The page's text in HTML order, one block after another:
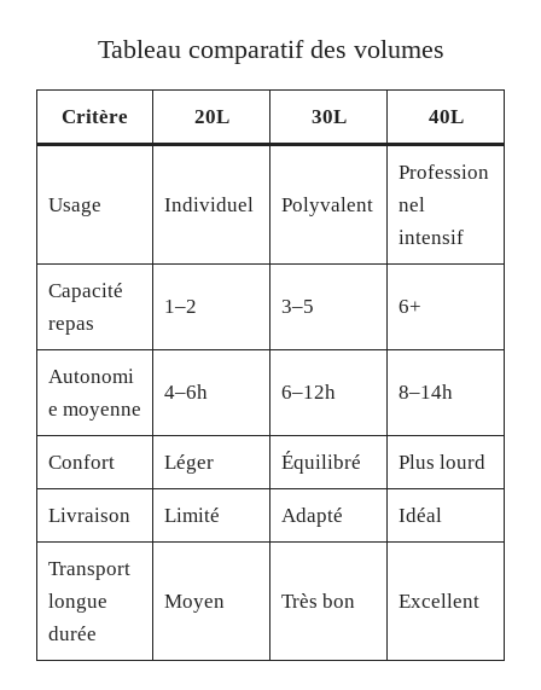
Tableau comparatif des volumes
Critère 20L 30L 40L
Usage Individuel Polyvalent
Profession
nel
intensif
Capacité
repas
1–2 3–5 6+
Autonomi
e moyenne
4–6h 6–12h 8–14h
Confort Léger Équilibré Plus lourd
Livraison Limité Adapté Idéal
Transport
longue
durée
Moyen Très bon Excellent